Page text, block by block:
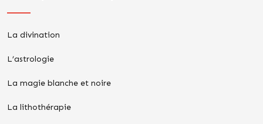
La divination
L’astrologie
La magie blanche et noire
La lithothérapie